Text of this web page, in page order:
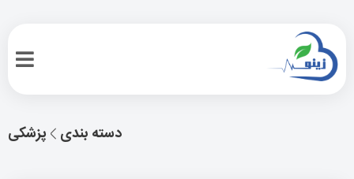
پزشکی دسته بندی